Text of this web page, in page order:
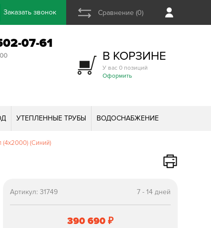
Заказать звонок Сравнение (0)
07-61
В КОРЗИНЕ
У вас 0 позиций
Оформить
УТЕПЛЕННЫЕ ТРУБЫ ВОДОСНАБЖЕНИЕ
(4х2000) (Синий)
7 - 14 дней
Артикул:31749
390 690 ₽